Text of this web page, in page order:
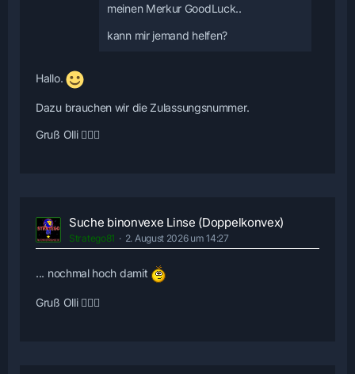
meinen Merkur GoodLuck..
kann mir jemand helfen?
Hallo.
Dazu brauchen wir die Zulassungsnummer.
Gruß Olli 🙋🏻‍♂️
Suche binonvexe Linse (Doppelkonvex)
Stratego81 2. August 2026 um 14:27
... nochmal hoch damit
Gruß Olli 🙋🏻‍♂️